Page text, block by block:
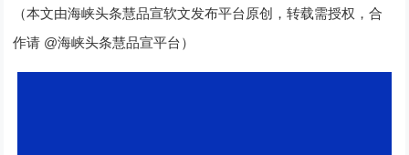
（本文由海峡头条慧品宣软文发布平台原创，转载需授权，合
作请 @海峡头条慧品宣平台）